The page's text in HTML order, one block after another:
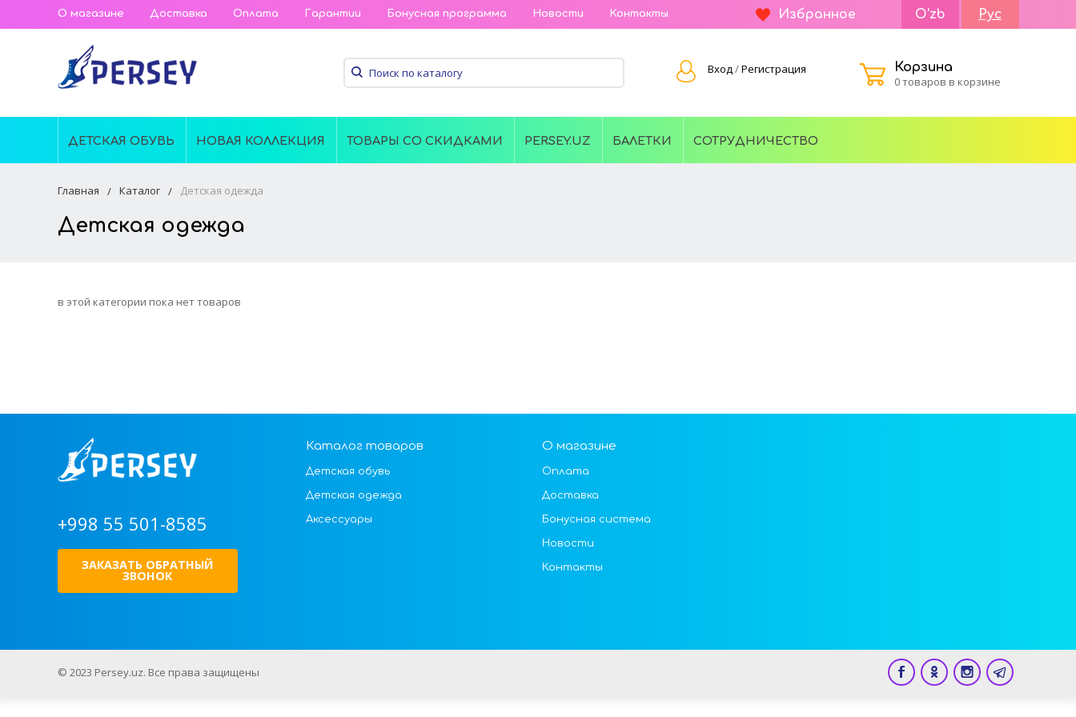
О магазине Доставка Оплата Гарантии Бонусная программа Новости Контакты Избранное O'zb Рус
Вход/Регистрация
Корзина
0 товаров в корзине
ДЕТСКАЯ ОБУВЬ НОВАЯ КОЛЛЕКЦИЯ ТОВАРЫ СО СКИДКАМИ PERSEY.UZ БАЛЕТКИ СОТРУДНИЧЕСТВО
Главная Каталог Детская одежда
Детская одежда
в этой категории пока нет товаров
+998 55 501-8585
ЗАКАЗАТЬ ОБРАТНЫЙ
ЗВОНОК
Каталог товаров
Детская обувь
Детская одежда
Аксессуары
О магазине
Оплата
Доставка
Бонусная система
Новости
Контакты
© 2023 Persey.uz. Все права защищены